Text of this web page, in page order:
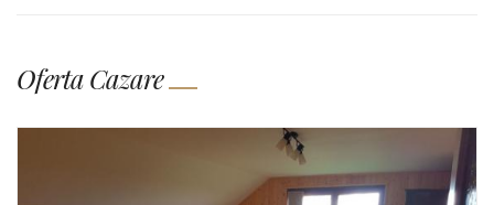
Oferta Cazare